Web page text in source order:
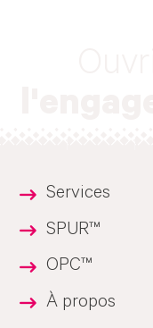
Services
SPUR™
OPC™
À propos